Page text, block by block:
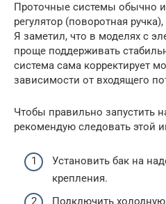
Проточные системы обычно
регулятор (поворотная
Я заметил, что в моделях с
проще поддерживать
система сама корректирует
зависимости от входящего
Чтобы правильно запустить
рекомендую следовать этой
Установить бак на
крепления.
Подключить холодную